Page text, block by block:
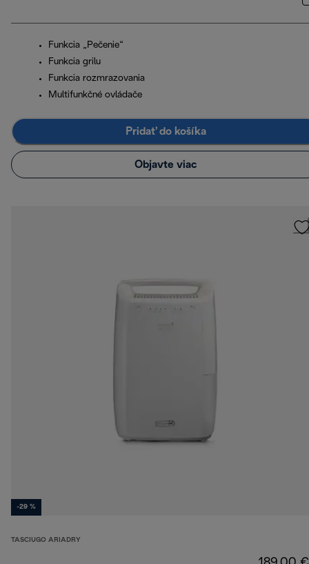
Funkcia „Pečenie“
Funkcia grilu
Funkcia rozmrazovania
Multifunkčné ovládače
Pridať do košíka
Objavte viac
-29 %
TASCIUGO ARIADRY